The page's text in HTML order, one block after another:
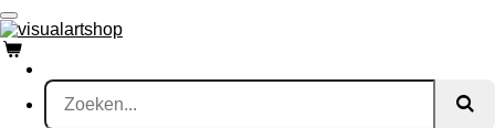
Ga
direct
naar
de
hoofdinhoud